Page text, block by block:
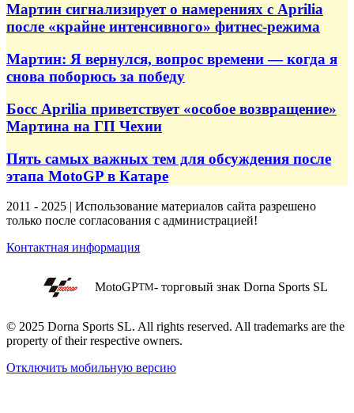
Мартин сигнализирует о намерениях с Aprilia
после «крайне интенсивного» фитнес-режима
Мартин: Я вернулся, вопрос времени — когда я
снова поборюсь за победу
Босс Aprilia приветствует «особое возвращение»
Мартина на ГП Чехии
Пять самых важных тем для обсуждения после
этапа MotoGP в Катаре
2011 - 2025 | Использование материалов сайта разрешено
только после согласования с администрацией!
Контактная информация
MotoGPTM- торговый знак Dorna Sports SL
© 2025 Dorna Sports SL. All rights reserved. All trademarks are the
property of their respective owners.
Отключить мобильную версию